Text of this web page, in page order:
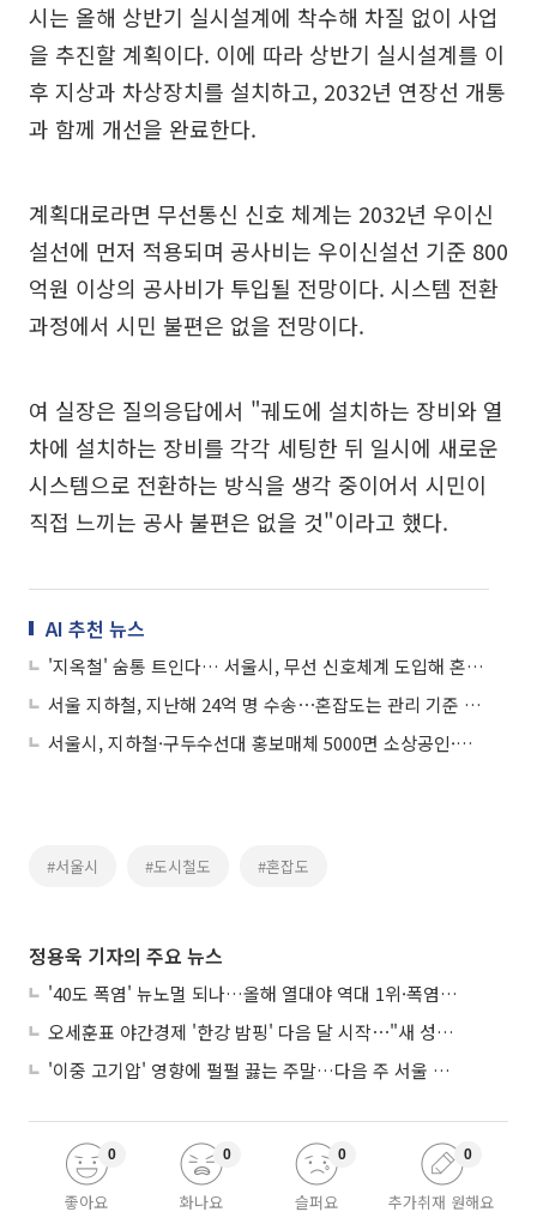
시는 올해 상반기 실시설계에 착수해 차질 없이 사업
을 추진할 계획이다. 이에 따라 상반기 실시설계를 이
후 지상과 차상장치를 설치하고, 2032년 연장선 개통
과 함께 개선을 완료한다.
계획대로라면 무선통신 신호 체계는 2032년 우이신
설선에 먼저 적용되며 공사비는 우이신설선 기준 800
억원 이상의 공사비가 투입될 전망이다. 시스템 전환
과정에서 시민 불편은 없을 전망이다.
여 실장은 질의응답에서 "궤도에 설치하는 장비와 열
차에 설치하는 장비를 각각 세팅한 뒤 일시에 새로운
시스템으로 전환하는 방식을 생각 중이어서 시민이
직접 느끼는 공사 불편은 없을 것"이라고 했다.
AI 추천 뉴스
'지옥철' 숨통 트인다… 서울시, 무선 신호체계 도입해 혼잡도 20% 완화
서울 지하철, 지난해 24억 명 수송⋯혼잡도는 관리 기준 내 유지
서울시, 지하철·구두수선대 홍보매체 5000면 소상공인·단체에 개방
#서울시 #도시철도 #혼잡도
정용욱 기자의 주요 뉴스
'40도 폭염' 뉴노멀 되나…올해 열대야 역대 1위·폭염일수 평년 3배 넘어
오세훈표 야간경제 '한강 밤핑' 다음 달 시작⋯"새 성장동력 만들 것"
'이중 고기압' 영향에 펄펄 끓는 주말…다음 주 서울 포함 서쪽이 더 덥다
좋아요
0
화나요
0
슬퍼요
0
추가취재 원해요
0